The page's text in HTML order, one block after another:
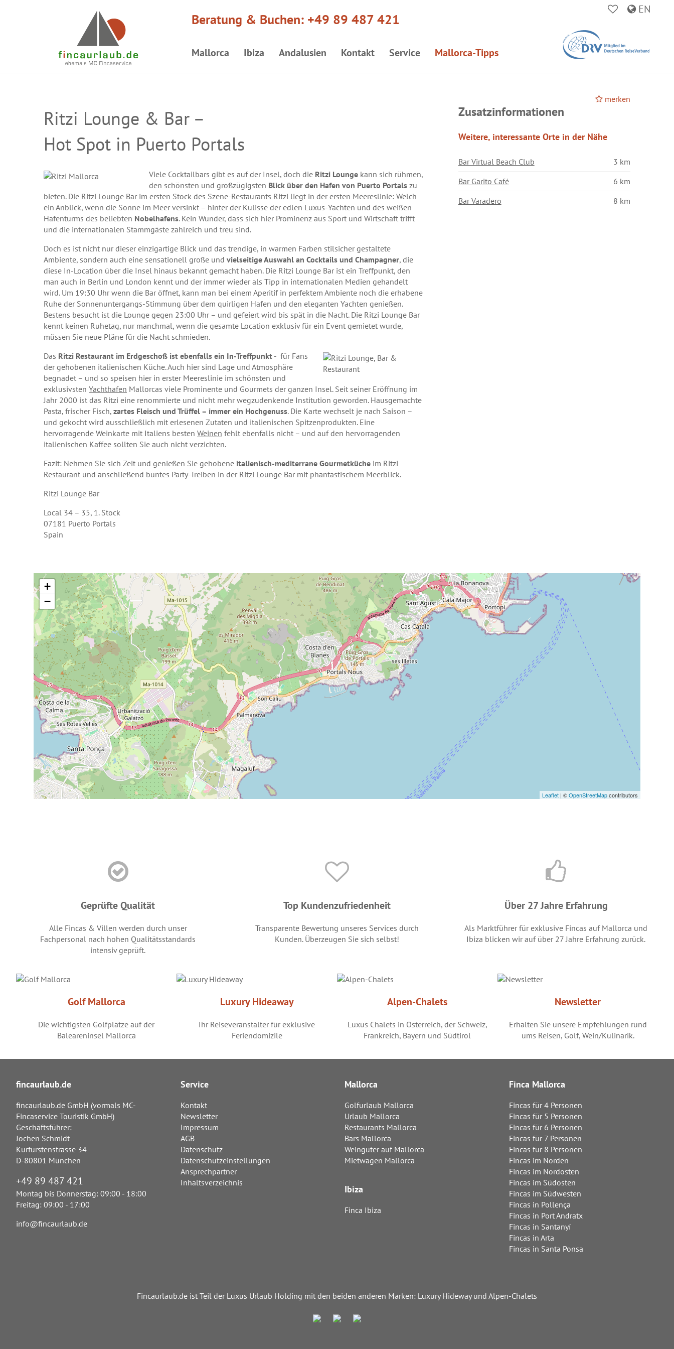
Beratung & Buchen: +49 89 487 421
Mallorca Ibiza Andalusien Kontakt Service Mallorca-Tipps
EN
Ritzi Lounge & Bar –
Hot Spot in Puerto Portals
Viele Cocktailbars gibt es auf der Insel, doch die Ritzi Lounge kann sich rühmen,
den schönsten und großzügigsten Blick über den Hafen von Puerto Portals zu
bieten. Die Ritzi Lounge Bar im ersten Stock des Szene-Restaurants Ritzi liegt in der ersten Meereslinie: Welch
ein Anblick, wenn die Sonne im Meer versinkt – hinter der Kulisse der edlen Luxus-Yachten und des weißen
Hafenturms des beliebten Nobelhafens. Kein Wunder, dass sich hier Prominenz aus Sport und Wirtschaft trifft
und die internationalen Stammgäste zahlreich und treu sind.
Doch es ist nicht nur dieser einzigartige Blick und das trendige, in warmen Farben stilsicher gestaltete
Ambiente, sondern auch eine sensationell große und vielseitige Auswahl an Cocktails und Champagner, die
diese In-Location über die Insel hinaus bekannt gemacht haben. Die Ritzi Lounge Bar ist ein Treffpunkt, den
man auch in Berlin und London kennt und der immer wieder als Tipp in internationalen Medien gehandelt
wird. Um 19:30 Uhr wenn die Bar öffnet, kann man bei einem Aperitif in perfektem Ambiente noch die erhabene
Ruhe der Sonnenuntergangs-Stimmung über dem quirligen Hafen und den eleganten Yachten genießen.
Bestens besucht ist die Lounge gegen 23:00 Uhr – und gefeiert wird bis spät in die Nacht. Die Ritzi Lounge Bar
kennt keinen Ruhetag, nur manchmal, wenn die gesamte Location exklusiv für ein Event gemietet wurde,
müssen Sie neue Pläne für die Nacht schmieden.
Das Ritzi Restaurant im Erdgeschoß ist ebenfalls ein In-Treffpunkt - für Fans
der gehobenen italienischen Küche. Auch hier sind Lage und Atmosphäre
begnadet – und so speisen hier in erster Meereslinie im schönsten und
exklusivsten Yachthafen Mallorcas viele Prominente und Gourmets der ganzen Insel. Seit seiner Eröffnung im
Jahr 2000 ist das Ritzi eine renommierte und nicht mehr wegzudenkende Institution geworden. Hausgemachte
Pasta, frischer Fisch, zartes Fleisch und Trüffel – immer ein Hochgenuss. Die Karte wechselt je nach Saison –
und gekocht wird ausschließlich mit erlesenen Zutaten und italienischen Spitzenprodukten. Eine
hervorragende Weinkarte mit Italiens besten Weinen fehlt ebenfalls nicht – und auf den hervorragenden
italienischen Kaffee sollten Sie auch nicht verzichten.
Fazit: Nehmen Sie sich Zeit und genießen Sie gehobene italienisch-mediterrane Gourmetküche im Ritzi
Restaurant und anschließend buntes Party-Treiben in der Ritzi Lounge Bar mit phantastischem Meerblick.
Ritzi Lounge Bar
Local 34 – 35, 1. Stock
07181 Puerto Portals
Spain
merken
Zusatzinformationen
Weitere, interessante Orte in der Nähe
Bar Virtual Beach Club
3 km
Bar Garito Café
6 km
Bar Varadero
8 km
+
−
Leaflet | ©OpenStreetMapcontributors
Geprüfte Qualität
Alle Fincas & Villen werden durch unser
Fachpersonal nach hohen Qualitätsstandards
intensiv geprüft.
Top Kundenzufriedenheit
Transparente Bewertung unseres Services durch
Kunden. Überzeugen Sie sich selbst!
Über 27 Jahre Erfahrung
Als Marktführer für exklusive Fincas auf Mallorca und
Ibiza blicken wir auf über 27 Jahre Erfahrung zurück.
Golf Mallorca
Die wichtigsten Golfplätze auf der
Baleareninsel Mallorca
Luxury Hideaway
Ihr Reiseveranstalter für exklusive
Feriendomizile
Alpen-Chalets
Luxus Chalets in Österreich, der Schweiz,
Frankreich, Bayern und Südtirol
Newsletter
Erhalten Sie unsere Empfehlungen rund
ums Reisen, Golf, Wein/Kulinarik.
fincaurlaub.de
fincaurlaub.de GmbH (vormals MC-
Fincaservice Touristik GmbH)
Geschäftsführer:
Jochen Schmidt
Kurfürstenstrasse 34
D-80801 München
+49 89 487 421
Montag bis Donnerstag: 09:00 - 18:00
Freitag: 09:00 - 17:00
info@fincaurlaub.de
Service
Kontakt
Newsletter
Impressum
AGB
Datenschutz
Datenschutzeinstellungen
Ansprechpartner
Inhaltsverzeichnis
Mallorca
Golfurlaub Mallorca
Urlaub Mallorca
Restaurants Mallorca
Bars Mallorca
Weingüter auf Mallorca
Mietwagen Mallorca
Ibiza
Finca Ibiza
Finca Mallorca
Fincas für 4 Personen
Fincas für 5 Personen
Fincas für 6 Personen
Fincas für 7 Personen
Fincas für 8 Personen
Fincas im Norden
Fincas im Nordosten
Fincas im Südosten
Fincas im Südwesten
Fincas in Pollença
Fincas in Port Andratx
Fincas in Santanyí
Fincas in Arta
Fincas in Santa Ponsa
Fincaurlaub.de ist Teil der Luxus Urlaub Holding mit den beiden anderen Marken: Luxury Hideway und Alpen-Chalets